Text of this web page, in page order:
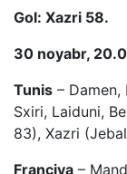
Gol: Xazri 58.
30 noyabr,
Tunis – Damen,
Sxiri, Laiduni,
83), Xazri
Franciya –